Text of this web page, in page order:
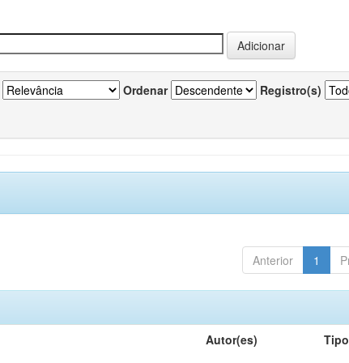
Ordenar Registro(s)
Anterior 1
Autor(es) Tipo